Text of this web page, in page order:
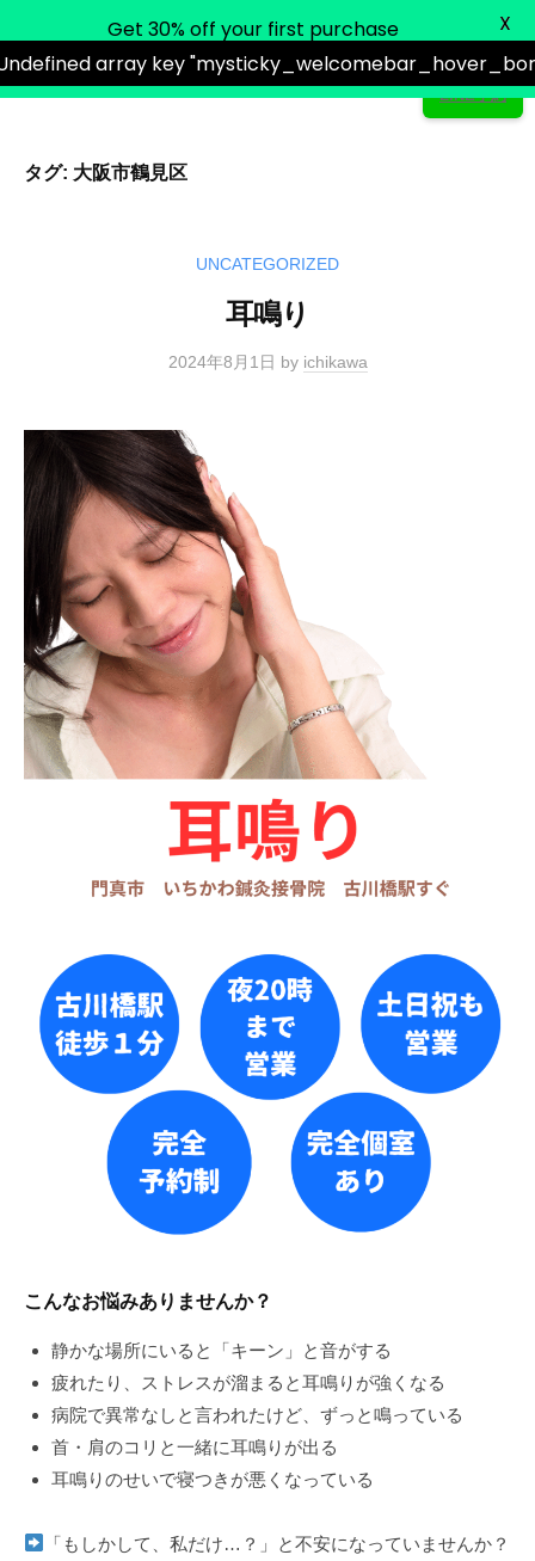
タグ: 大阪市鶴見区
UNCATEGORIZED
耳鳴り
2024年8月1日 by ichikawa
こんなお悩みありませんか？
静かな場所にいると「キーン」と音がする
疲れたり、ストレスが溜まると耳鳴りが強くなる
病院で異常なしと言われたけど、ずっと鳴っている
首・肩のコリと一緒に耳鳴りが出る
耳鳴りのせいで寝つきが悪くなっている
「もしかして、私だけ…？」と不安になっていませんか？
LINE予約
Get 30% off your first purchase
array key
X
いちかわ鍼灸接骨院